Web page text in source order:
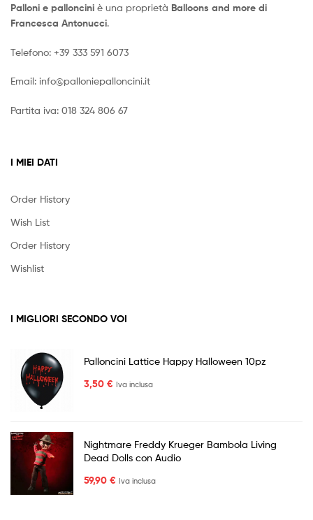
Palloni e palloncini è una proprietà Balloons and more di
Francesca Antonucci.
Telefono: +39 333 591 6073
Email: info@palloniepalloncini.it
Partita iva: 018 324 806 67
I MIEI DATI
Order History
Wish List
Order History
Wishlist
I MIGLIORI SECONDO VOI
Palloncini Lattice Happy Halloween 10pz
3,50 € Iva inclusa
Nightmare Freddy Krueger Bambola Living
Dead Dolls con Audio
59,90 € Iva inclusa